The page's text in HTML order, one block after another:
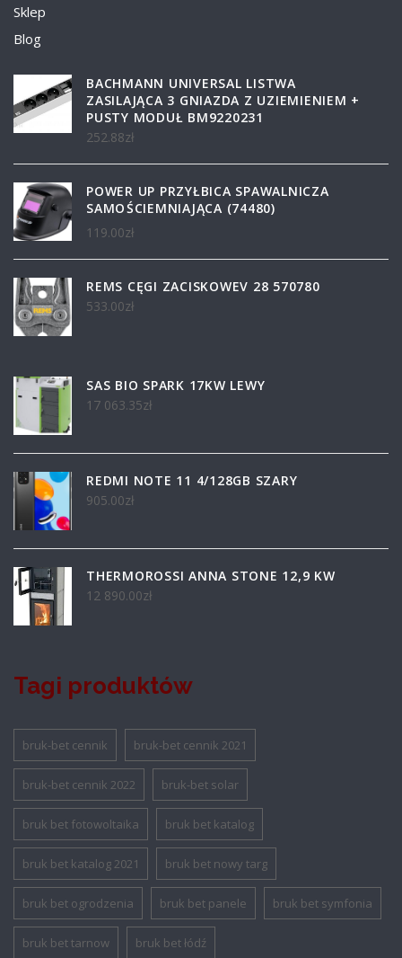
Sklep
Blog
BACHMANN UNIVERSAL LISTWA
ZASILAJĄCA 3 GNIAZDA Z UZIEMIENIEM +
PUSTY MODUŁ BM9220231
252.88zł
POWER UP PRZYŁBICA SPAWALNICZA
SAMOŚCIEMNIAJĄCA (74480)
119.00zł
REMS CĘGI ZACISKOWEV 28 570780
533.00zł
SAS BIO SPARK 17KW LEWY
17 063.35zł
REDMI NOTE 11 4/128GB SZARY
905.00zł
THERMOROSSI ANNA STONE 12,9 KW
12 890.00zł
Tagi produktów
bruk-bet cennik bruk-bet cennik 2021
bruk-bet cennik 2022 bruk-bet solar
bruk bet fotowoltaika bruk bet katalog
bruk bet katalog 2021 bruk bet nowy targ
bruk bet ogrodzenia bruk bet panele bruk bet symfonia
bruk bet tarnow bruk bet łódź